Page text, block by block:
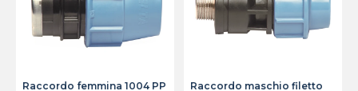
Raccordo femmina 1004 PP
Raccordo maschio filetto